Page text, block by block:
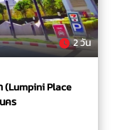
2 วัน
(Lumpini Place
คร